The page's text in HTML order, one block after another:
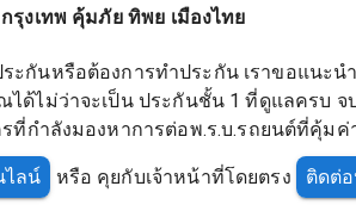
รุงเทพ คุ้มภัย ทิพย เมืองไทย
ะกันหรือต้องการทำประกัน เราขอแนะ
ด้ไม่ว่าจะเป็น ประกันชั้น 1 ที่ดูแลครบ
ที่กำลังมองหาการต่อพ.ร.บ.รถยนต์ที่คุ้มค่
ไลน์ หรือ คุยกับเจ้าหน้าที่โดยตรง ติดต่